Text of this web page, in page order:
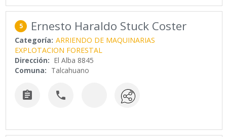
5 Ernesto Haraldo Stuck Coster
Categoría: ARRIENDO DE MAQUINARIAS
EXPLOTACION FORESTAL
Dirección: El Alba 8845
Comuna: Talcahuano
 